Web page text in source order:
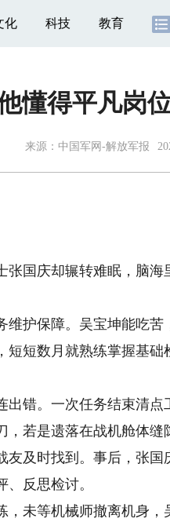
化 科技 教育
懂得平凡岗
来源： 中国军网-解放军报
国庆却辗转难眠，脑海
护保障。吴宝坤能吃苦
短数月就熟练掌握基础
错。一次任务结束清点
若是遗落在战机舱体缝
及时找到。事后，张国
反思检讨。
未等机械师撤离机身，